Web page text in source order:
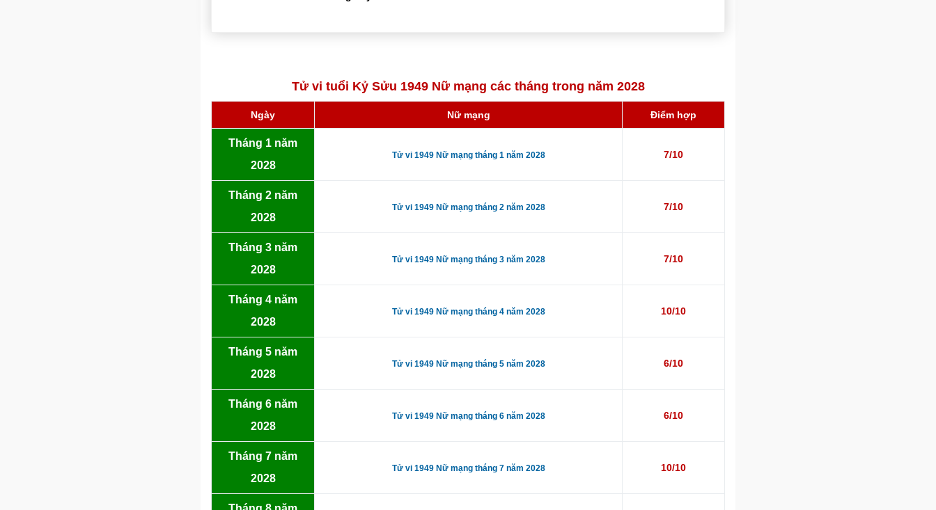
Tử vi tuổi Kỷ Sửu 1949 Nữ mạng các tháng trong năm 2028
Ngày Nữ mạng Điểm hợp
Tháng 1 năm
2028
Tử vi 1949 Nữ mạng tháng 1 năm 2028 7/10
Tháng 2 năm
2028
Tử vi 1949 Nữ mạng tháng 2 năm 2028 7/10
Tháng 3 năm
2028
Tử vi 1949 Nữ mạng tháng 3 năm 2028 7/10
Tháng 4 năm
2028
Tử vi 1949 Nữ mạng tháng 4 năm 2028 10/10
Tháng 5 năm
2028
Tử vi 1949 Nữ mạng tháng 5 năm 2028 6/10
Tháng 6 năm
2028
Tử vi 1949 Nữ mạng tháng 6 năm 2028 6/10
Tháng 7 năm
2028
Tử vi 1949 Nữ mạng tháng 7 năm 2028 10/10